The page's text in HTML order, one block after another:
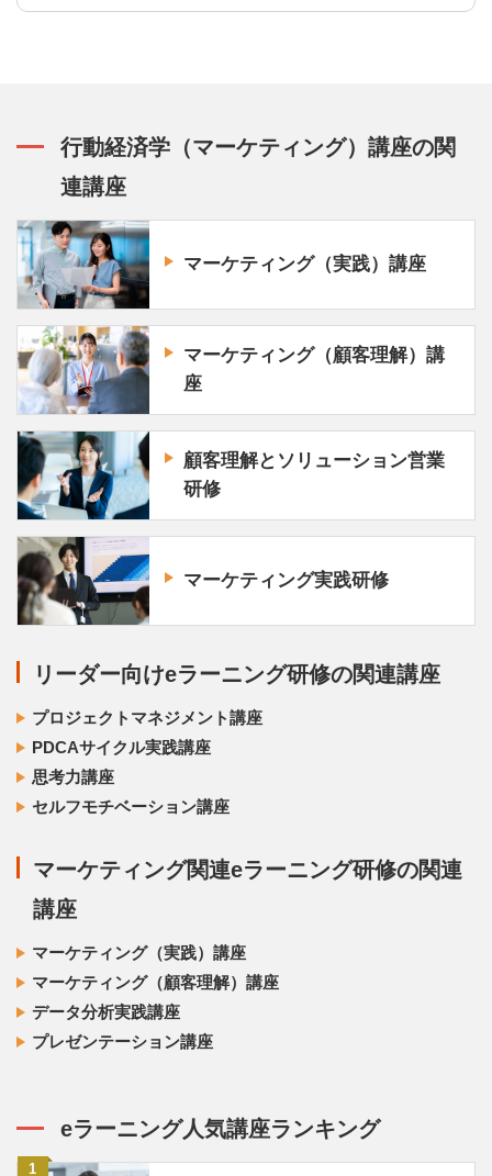
行動経済学（マーケティング）講座の関
連講座
マーケティング（実践）講座
マーケティング（顧客理解）講
座
顧客理解とソリューション営業
研修
マーケティング実践研修
リーダー向けeラーニング研修の関連講座
プロジェクトマネジメント講座
PDCAサイクル実践講座
思考力講座
セルフモチベーション講座
マーケティング関連eラーニング研修の関連
講座
マーケティング（実践）講座
マーケティング（顧客理解）講座
データ分析実践講座
プレゼンテーション講座
eラーニング人気講座ランキング